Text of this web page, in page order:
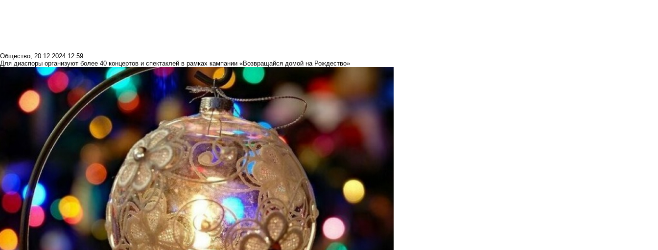
Общество, 20.12.2024 12:59
Для диаспоры организуют более 40 концертов и спектаклей в рамках кампании «Возвращайся домой на Рождество»